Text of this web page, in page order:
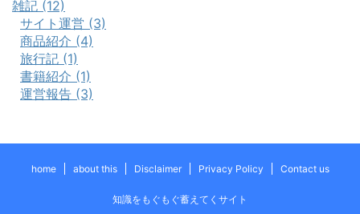
雑記 (12)
サイト運営 (3)
商品紹介 (4)
旅行記 (1)
書籍紹介 (1)
運営報告 (3)
home about this Disclaimer Privacy Policy Contact us
知識をもぐもぐ蓄えてくサイト